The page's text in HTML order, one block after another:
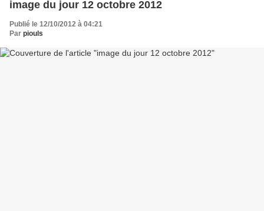
image du jour 12 octobre 2012
Publié le 12/10/2012 à 04:21
Par piouls